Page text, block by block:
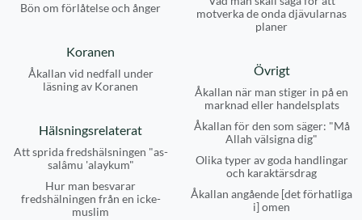
motverka de onda djävularnas
planer
Bön om förlåtelse och ånger
Koranen
Åkallan vid nedfall under
läsning av Koranen
Övrigt
Åkallan när man stiger in på en
marknad eller handelsplats
Åkallan för den som säger: "Må
Allah välsigna dig"
Olika typer av goda handlingar
och karaktärsdrag
Åkallan angående [det förhatliga
i] omen
Hälsningsrelaterat
Att sprida fredshälsningen "as-
salâmu 'alaykum"
Hur man besvarar
fredshälningen från en icke-
muslim